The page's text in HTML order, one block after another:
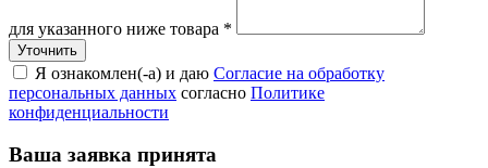
для указанного ниже товара *
Я ознакомлен(-а) и даю Согласие на обработку
персональных данных согласно Политике
конфиденциальности
Ваша заявка принята